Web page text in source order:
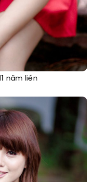
năm liền